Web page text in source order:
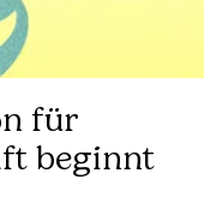
für
beginnt